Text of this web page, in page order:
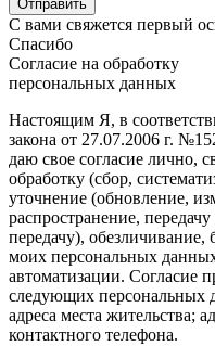
С вами свяжется первый
Спасибо
Согласие на обработку
персональных данных
Настоящим Я, в
закона от 27.07.2006 г.
даю свое согласие лично,
обработку (сбор,
уточнение (обновление,
распространение,
передачу),
моих персональных
автоматизации. Согласие
следующих персональных
адреса места жительства;
контактного телефона.